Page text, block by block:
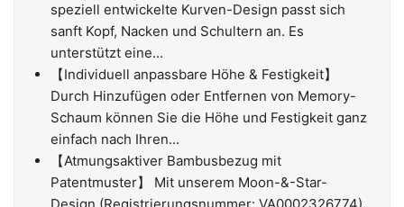
speziell entwickelte Kurven-Design passt sich
sanft Kopf, Nacken und Schultern an. Es
unterstützt eine...
【Individuell anpassbare Höhe & Festigkeit】
Durch Hinzufügen oder Entfernen von Memory-
Schaum können Sie die Höhe und Festigkeit ganz
einfach nach Ihren...
【Atmungsaktiver Bambusbezug mit
Patentmuster】 Mit unserem Moon-&-Star-